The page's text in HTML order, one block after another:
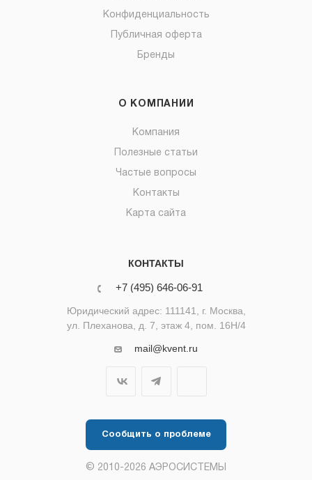
Конфиденциальность
Публичная оферта
Бренды
О КОМПАНИИ
Компания
Полезные статьи
Частые вопросы
Контакты
Карта сайта
КОНТАКТЫ
+7 (495) 646-06-91
Юридический адрес: 111141, г. Москва,
ул. Плеханова, д. 7, этаж 4, пом. 16Н/4
mail@kvent.ru
Сообщить о проблеме
© 2010-2026 АЭРОСИСТЕМЫ